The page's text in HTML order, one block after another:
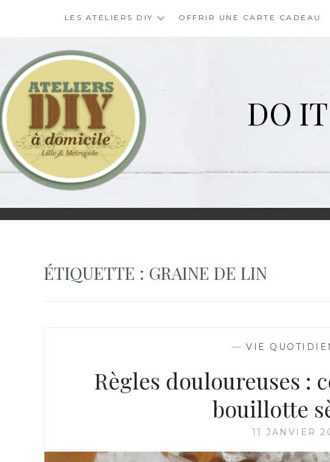
LES ATELIERS DIY OFFRIR UNE CARTE CADEAU
DO
ÉTIQUETTE : GRAINE DE LIN
—VIE
Règles douloureuses :
bouillotte
11 JANVIER